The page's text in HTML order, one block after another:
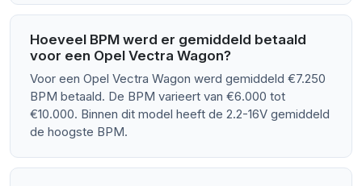
Hoeveel BPM werd er gemiddeld betaald
voor een Opel Vectra Wagon?
Voor een Opel Vectra Wagon werd gemiddeld €7.250
BPM betaald. De BPM varieert van €6.000 tot
€10.000. Binnen dit model heeft de 2.2-16V gemiddeld
de hoogste BPM.